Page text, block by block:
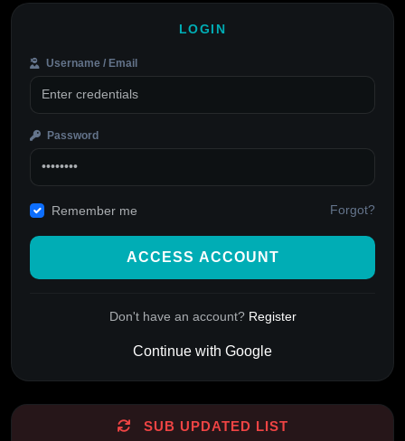
LOGIN
Username / Email
Password
Remember me Forgot?
ACCESS ACCOUNT
Don't have an account? Register
Continue with Google
SUB UPDATED LIST